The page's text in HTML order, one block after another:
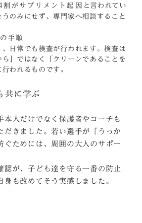
割がサプリメント起因 と言われてい
のみにせず、専門家へ相談すること
手順
日常でも検査が行われます。検査は
ら」ではなく「クリーンであることを
われるものです。
共に学ぶ
人だけでなく保護者やコーチも
きました。若い選手が「うっか
ぐためには、周囲の大人のサポー
認が、子ども達を守る一番の防止
も改めてそう実感しました。